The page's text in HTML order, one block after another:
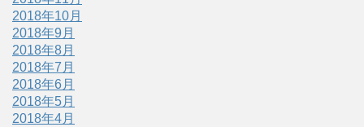
2018年10月
2018年9月
2018年8月
2018年7月
2018年6月
2018年5月
2018年4月